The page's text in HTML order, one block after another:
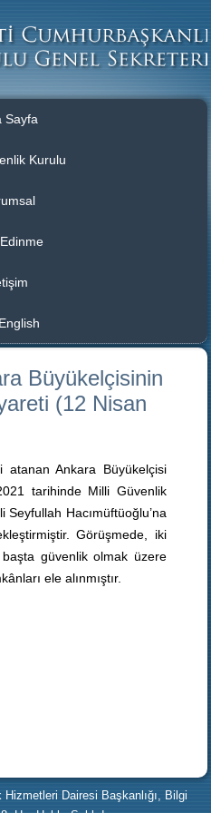
Sayfa
Kurulu
English
Büyükelçisinin
(12 Nisan
atanan Ankara Büyükelçisi
tarihinde Milli Güvenlik
Hacımüftüoğlu’na
Görüşmede, iki
güvenlik olmak üzere
ele alınmıştır.
Dairesi Başkanlığı, Bilgi